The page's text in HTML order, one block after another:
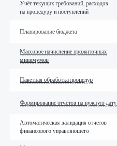
Учёт текущих требований, расходов
на процедуру и поступлений
Планирование бюджета
Массовое начисление прожиточных
минимумов
Пакетная обработка процедур
Формирование отчётов на нужную дату
Автоматическая валидация отчётов
финансового управляющего